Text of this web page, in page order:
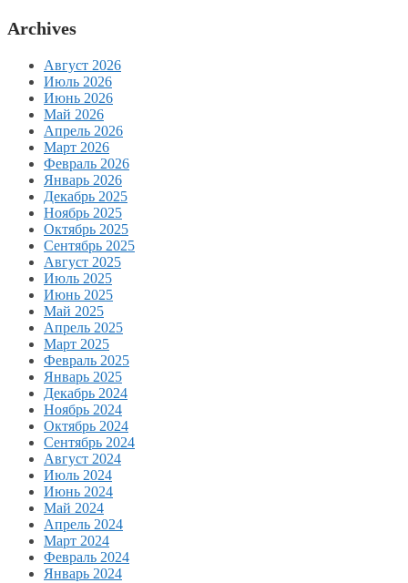
Archives
Август 2026
Июль 2026
Июнь 2026
Май 2026
Апрель 2026
Март 2026
Февраль 2026
Январь 2026
Декабрь 2025
Ноябрь 2025
Октябрь 2025
Сентябрь 2025
Август 2025
Июль 2025
Июнь 2025
Май 2025
Апрель 2025
Март 2025
Февраль 2025
Январь 2025
Декабрь 2024
Ноябрь 2024
Октябрь 2024
Сентябрь 2024
Август 2024
Июль 2024
Июнь 2024
Май 2024
Апрель 2024
Март 2024
Февраль 2024
Январь 2024